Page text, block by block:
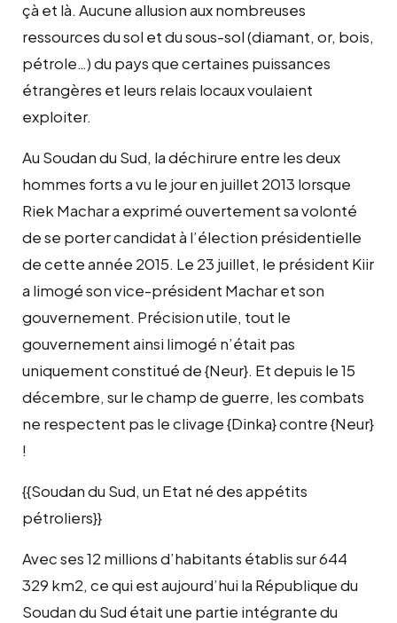
çà et là. Aucune allusion aux nombreuses
ressources du sol et du sous-sol (diamant, or, bois,
pétrole…) du pays que certaines puissances
étrangères et leurs relais locaux voulaient
exploiter.
Au Soudan du Sud, la déchirure entre les deux
hommes forts a vu le jour en juillet 2013 lorsque
Riek Machar a exprimé ouvertement sa volonté
de se porter candidat à l’élection présidentielle
de cette année 2015. Le 23 juillet, le président Kiir
a limogé son vice-président Machar et son
gouvernement. Précision utile, tout le
gouvernement ainsi limogé n’était pas
uniquement constitué de {Neur}. Et depuis le 15
décembre, sur le champ de guerre, les combats
ne respectent pas le clivage {Dinka} contre {Neur}
!
{{Soudan du Sud, un Etat né des appétits
pétroliers}}
Avec ses 12 millions d’habitants établis sur 644
329 km2, ce qui est aujourd’hui la République du
Soudan du Sud était une partie intégrante du